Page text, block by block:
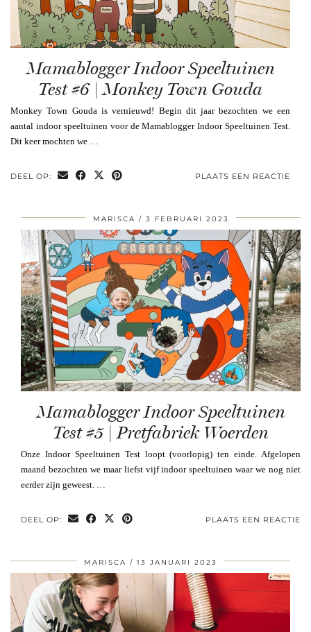
Mamablogger Indoor Speeltuinen
Test #6 | Monkey Town Gouda
Monkey Town Gouda is vernieuwd! Begin dit jaar bezochten we een
aantal indoor speeltuinen voor de Mamablogger Indoor Speeltuinen Test.
Dit keer mochten we …
DEEL OP: PLAATS EEN REACTIE
MARISCA 3 FEBRUARI 2023
Mamablogger Indoor Speeltuinen
Test #5 | Pretfabriek Woerden
Onze Indoor Speeltuinen Test loopt (voorlopig) ten einde. Afgelopen
maand bezochten we maar liefst vijf indoor speeltuinen waar we nog niet
eerder zijn geweest. …
DEEL OP: PLAATS EEN REACTIE
MARISCA 13 JANUARI 2023